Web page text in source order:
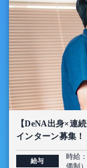
【DeNA出身×連
インターン募集
定】
給与
時給